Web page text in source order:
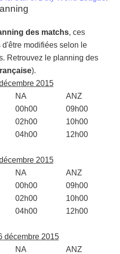
des matchs, ces
modifiées selon le
Retrouvez le planning des
).
2015
NA
ANZ
00h00
09h00
02h00
10h00
04h00 12h00
2015
NA
ANZ
00h00
09h00
02h00
10h00
04h00 12h00
décembre 2015
NA
ANZ